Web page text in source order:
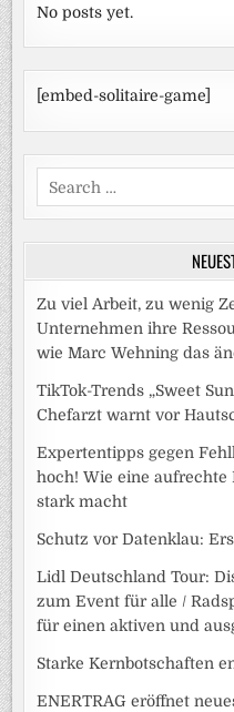
No posts yet.
[embed-solitaire-game]
Search
for:
Zu viel Arbeit, zu wenig
Unternehmen ihre
wie Marc Wehning das
TikTok-Trends „Sweet
Chefarzt warnt vor
Expertentipps gegen
hoch! Wie eine
stark macht
Schutz vor Datenklau:
Lidl Deutschland Tour:
zum Event für alle /
für einen aktiven und
Starke Kernbotschaften
ENERTRAG eröffnet